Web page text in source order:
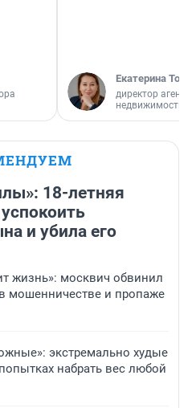
Екатерина
директор
недвижимости
18-летняя
и убила его
жизнь»: москвич обвинил
в мошенничестве и пропаже
экстремально худые
набрать вес любой